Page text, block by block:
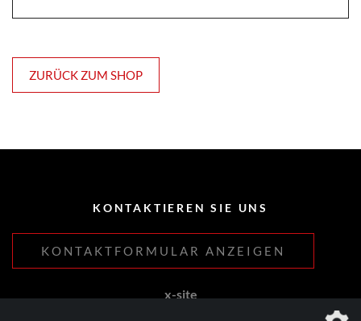
ZURÜCK ZUM SHOP
KONTAKTIEREN SIE UNS
KONTAKTFORMULAR ANZEIGEN
x-site